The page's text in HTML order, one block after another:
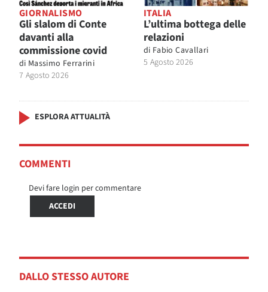
GIORNALISMO
Gli slalom di Conte
davanti alla
commissione covid
di Massimo Ferrarini
7 Agosto 2026
ITALIA
L’ultima bottega delle
relazioni
di Fabio Cavallari
5 Agosto 2026
ESPLORA ATTUALITÀ
COMMENTI
Devi fare login per commentare
ACCEDI
DALLO STESSO AUTORE